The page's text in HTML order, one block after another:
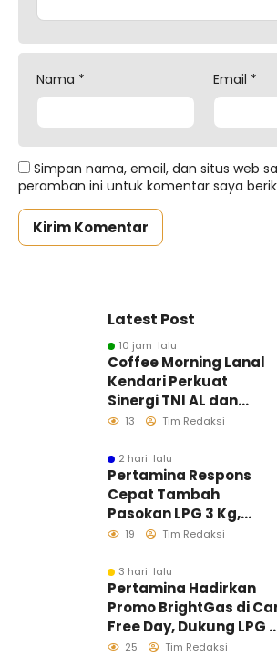
Nama * Email *
Simpan nama, email, dan situs web
peramban ini untuk komentar saya
Latest Post
10 jam lalu
Coffee Morning Lanal
Kendari Perkuat
Sinergi TNI AL dan
Insan Pers Wujudkan
13 Tim Redaksi
2 hari lalu
Pertamina Respons
Cepat Tambah
Pasokan LPG 3 Kg,
Kondisi Penyaluran di
Berlangsung Kondusif
19 Tim Redaksi
3 hari lalu
Pertamina Hadirkan
Promo BrightGas di
Free Day, Dukung LPG 3
Kg Tepat Sasaran
25 Tim Redaksi